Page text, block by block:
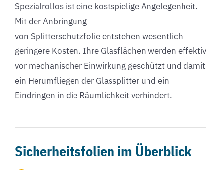
Spezialrollos ist eine kostspielige Angelegenheit.
Mit der Anbringung
von Splitterschutzfolie entstehen wesentlich
geringere Kosten. Ihre Glasflächen werden effektiv
vor mechanischer Einwirkung geschützt und damit
ein Herumfliegen der Glassplitter und ein
Eindringen in die Räumlichkeit verhindert.
Sicherheitsfolien im Überblick